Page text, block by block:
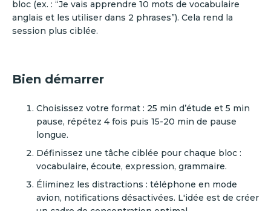
bloc (ex. : “Je vais apprendre 10 mots de vocabulaire
anglais et les utiliser dans 2 phrases”). Cela rend la
session plus ciblée.
Bien démarrer
Choisissez votre format : 25 min d’étude et 5 min
pause, répétez 4 fois puis 15-20 min de pause
longue.
Définissez une tâche ciblée pour chaque bloc :
vocabulaire, écoute, expression, grammaire.
Éliminez les distractions : téléphone en mode
avion, notifications désactivées. L'idée est de créer